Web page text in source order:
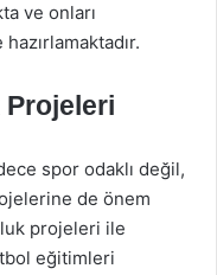
ve onları
Projeleri
spor odaklı değil,
de önem
projeleri ile
eğitimleri